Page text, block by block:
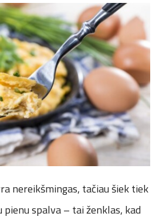
nereikšmingas, tačiau šiek tiek
pienu spalva – tai ženklas, kad